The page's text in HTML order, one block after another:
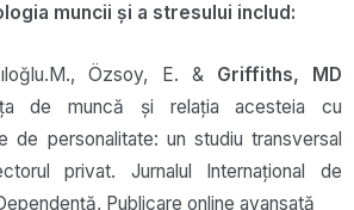
muncii și a stresului includ:
Özsoy, E. & Griffiths, MD
de muncă și relația acesteia cu
de personalitate: un studiu transversal
privat. Jurnalul Internațional de
Publicare online avansată